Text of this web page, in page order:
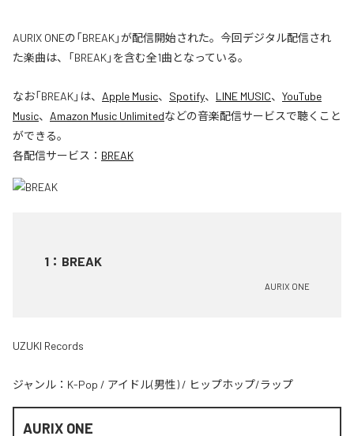
AURIX ONEの「BREAK」が配信開始された。今回デジタル配信され
た楽曲は、「BREAK」を含む全1曲となっている。
なお「BREAK」は、 Apple Music、 Spotify、 LINE MUSIC、 YouTube
Music、 Amazon Music Unlimitedなどの音楽配信サービスで聴くこと
ができる。
各配信サービス： BREAK
1 ： BREAK
AURIX ONE
UZUKI Records
ジャンル： K-Pop / アイドル(男性) / ヒップホップ/ラップ
AURIX ONE